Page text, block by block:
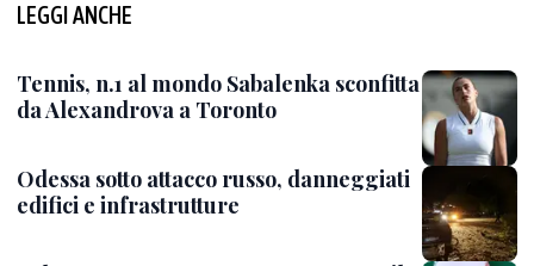
LEGGI ANCHE
Tennis, n.1 al mondo Sabalenka sconfitta
da Alexandrova a Toronto
Odessa sotto attacco russo, danneggiati
edifici e infrastrutture